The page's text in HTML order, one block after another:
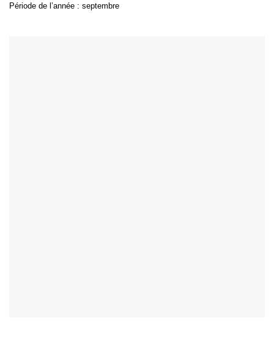
Période de l’année : septembre